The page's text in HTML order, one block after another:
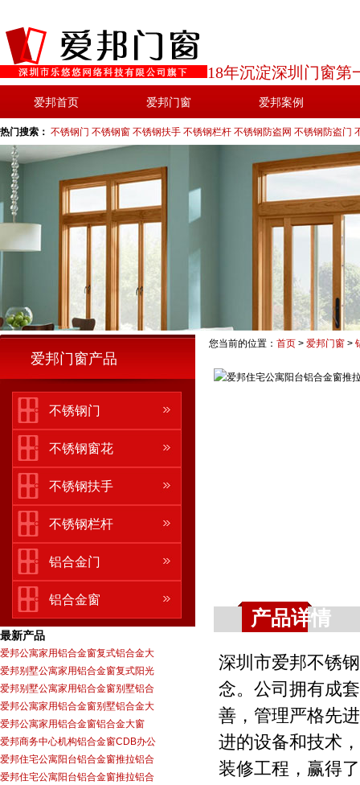
18年沉淀深圳门窗第
爱邦首页 爱邦门窗 爱邦案例
热门搜索： 不锈钢门 不锈钢窗 不锈钢扶手 不锈钢栏杆 不锈钢防盗网 不锈钢防盗门
爱邦门窗产品
不锈钢门
不锈钢窗花
不锈钢扶手
不锈钢栏杆
铝合金门
铝合金窗
最新产品
爱邦公寓家用铝合金窗复式铝合金大
爱邦别墅公寓家用铝合金窗复式阳光
爱邦别墅公寓家用铝合金窗别墅铝合
爱邦公寓家用铝合金窗别墅铝合金大
爱邦公寓家用铝合金窗铝合金大窗
爱邦商务中心机构铝合金窗CDB办公
爱邦住宅公寓阳台铝合金窗推拉铝合
爱邦住宅公寓阳台铝合金窗推拉铝合
您当前的位置： 首页 > 爱邦门窗 >
产品详情
深圳市爱邦不锈
念。公司拥有成
善，管理严格先
进的设备和技术
装修工程，赢得